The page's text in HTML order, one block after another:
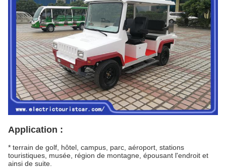
Application :
* terrain de golf, hôtel, campus, parc, aéroport, stations
touristiques, musée, région de montagne, épousant l'endroit et
ainsi de suite.